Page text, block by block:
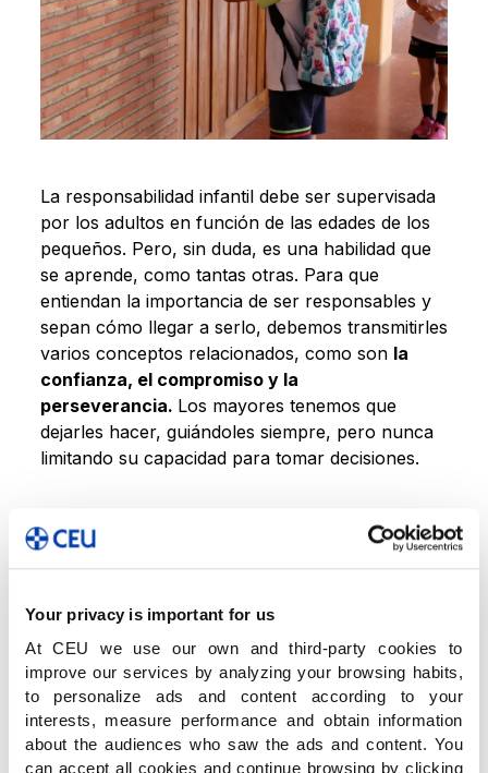
Your privacy is important for us
At CEU we use our own and third-party cookies to
improve our services by analyzing your browsing habits,
to personalize ads and content according to your
interests, measure performance and obtain information
about the audiences who saw the ads and content. You
can accept all cookies and continue browsing by clicking
La responsabilidad infantil debe ser supervisada
por los adultos en función de las edades de los
pequeños. Pero, sin duda, es una habilidad que
se aprende, como tantas otras. Para que
entiendan la importancia de ser responsables y
sepan cómo llegar a serlo, debemos transmitirles
varios conceptos relacionados, como son la
confianza, el compromiso y la
perseverancia. Los mayores tenemos que
dejarles hacer, guiándoles siempre, pero nunca
limitando su capacidad para tomar decisiones.
Confiando en su capacidad para elegir bien
estaremos, además, apuntalando su
valoren la importancia del esfuerzo y la
¿Cómo podemos ayudar a
los niños a desarrollar la